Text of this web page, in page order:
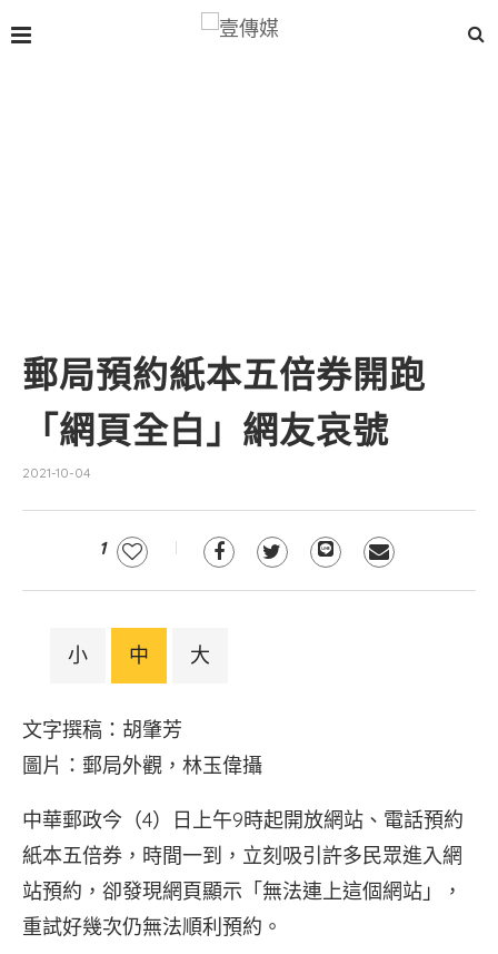
郵局預約紙本五倍券開跑
「網頁全白」網友哀號
2021-10-04
1
小 中 大
文字撰稿：胡肇芳
圖片：郵局外觀，林玉偉攝
中華郵政今（4）日上午9時起開放網站、電話預約
紙本五倍券，時間一到，立刻吸引許多民眾進入網
站預約，卻發現網頁顯示「無法連上這個網站」，
重試好幾次仍無法順利預約。